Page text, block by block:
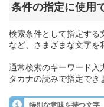
条件の指定に使用
検索条件として指定する
など、さまざまな文字を
通常検索のキーワード入
タカナの読みで指定でき
特別な意味を持つ文字